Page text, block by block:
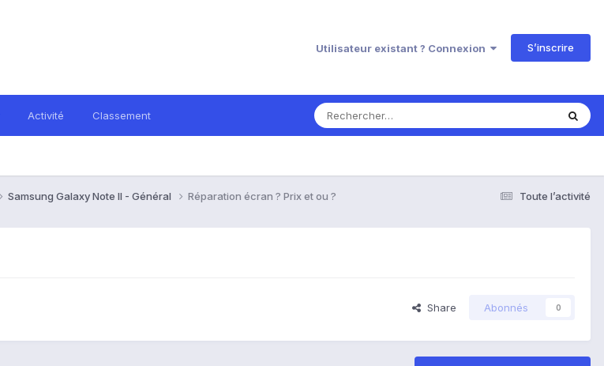
Utilisateur existant ? Connexion S’inscrire
Activité Classement
Toute l’activité
Samsung Galaxy Note II - Général Réparation écran ? Prix et ou ?
Share Abonnés 0